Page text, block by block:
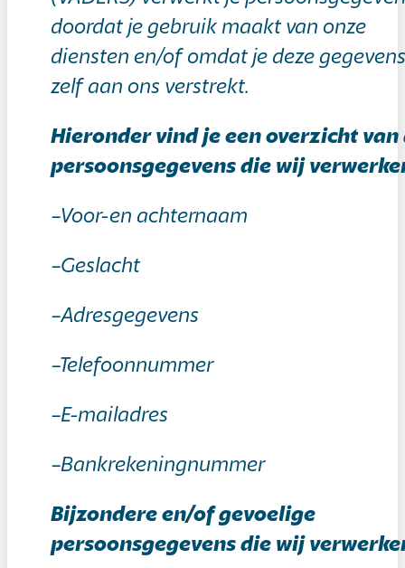
doordat je gebruik maakt van onze
diensten en/of omdat je deze gegevens
zelf aan ons verstrekt.
Hieronder vind je een overzicht van
persoonsgegevens die wij
–Voor-en achternaam
–Geslacht
–Adresgegevens
–Telefoonnummer
–E-mailadres
–Bankrekeningnummer
Bijzondere en/of gevoelige
persoonsgegevens die wij